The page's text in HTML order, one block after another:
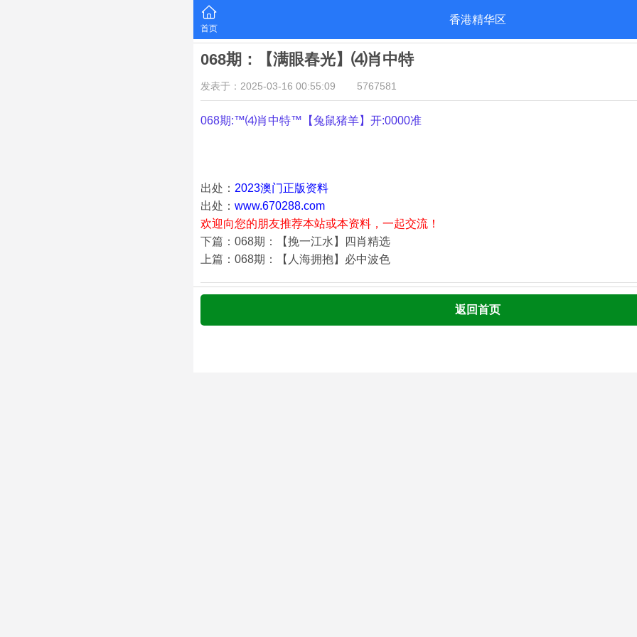
首页
香港精华区
068期：【满眼春光】⑷肖中特
发表于：2025-03-16 00:55:09 5767581
068期:™⑷肖中特™【兔鼠猪羊】开:0000准
出处： 2023澳门正版资料
出处： www.670288.com
欢迎向您的朋友推荐本站或本资料，一起交流！
下篇：068期：【挽一江水】四肖精选
上篇：068期：【人海拥抱】必中波色
返回首页